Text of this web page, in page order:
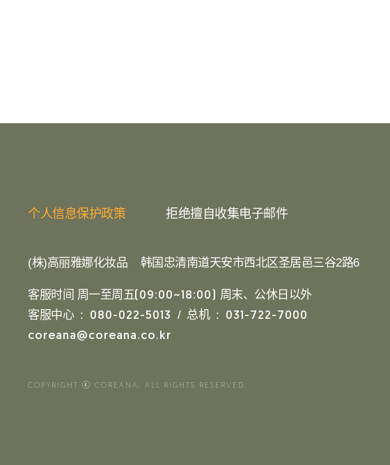
个人信息保护政策 拒绝擅自收集电子邮件
(株)高丽雅娜化妆品 韩国忠清南道天安市西北区圣居邑三谷2路6
客服时间 周一至周五 (09:00~18:00)
周末、公休日以外
客服中心 :
080-022-5013 / 总机 :
031-722-7000
coreana@coreana.co.kr
COPYRIGHT ⓒ COREANA, ALL RIGHTS RESERVED.